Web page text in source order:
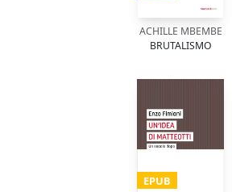
ACHILLE MBEMBE
BRUTALISMO
EPUB